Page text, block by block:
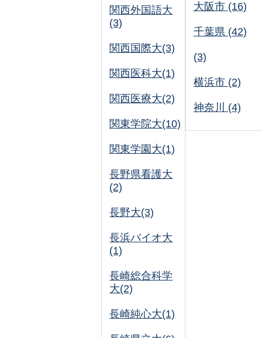
関西外国語大
(3)
関西国際大(3)
関西医科大(1)
関西医療大(2)
関東学院大(10)
関東学園大(1)
長野県看護大
(2)
長野大(3)
長浜バイオ大
(1)
長崎総合科学
大(2)
長崎純心大(1)
大阪市 (16)
千葉県 (42)
(3)
横浜市 (2)
神奈川 (4)